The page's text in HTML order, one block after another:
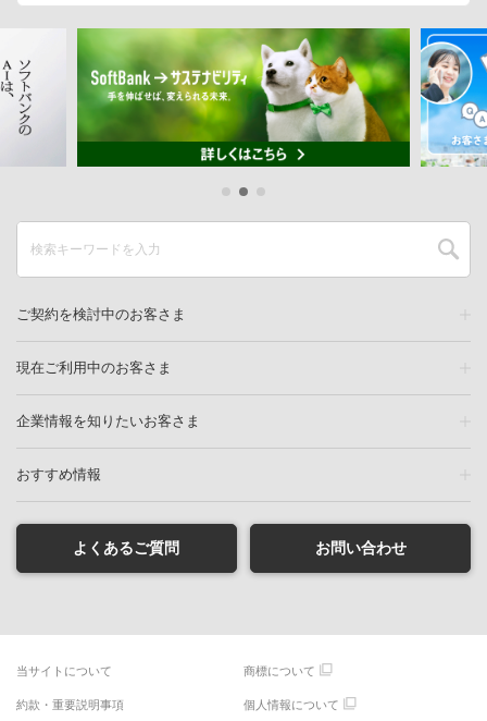
ご契約を検討中のお客さま
現在ご利用中のお客さま
企業情報を知りたいお客さま
おすすめ情報
よくあるご質問 お問い合わせ
当サイトについて 商標について
約款・重要説明事項 個人情報について